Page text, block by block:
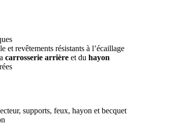
et revêtements résistants à l’écaillage
carrosserie arrière et du hayon
supports, feux, hayon et becquet